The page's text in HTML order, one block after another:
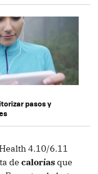
pasos y
4.10/6.11
de calorías que